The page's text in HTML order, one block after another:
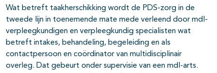
Wat betreft taakherschikking wordt de PDS-zorg in de
tweede lijn in toenemende mate mede verleend door mdl-
verpleegkundigen en verpleegkundig specialisten wat
betreft intakes, behandeling, begeleiding en als
contactpersoon en coördinator van multidisciplinair
overleg. Dat gebeurt onder supervisie van een mdl-arts.